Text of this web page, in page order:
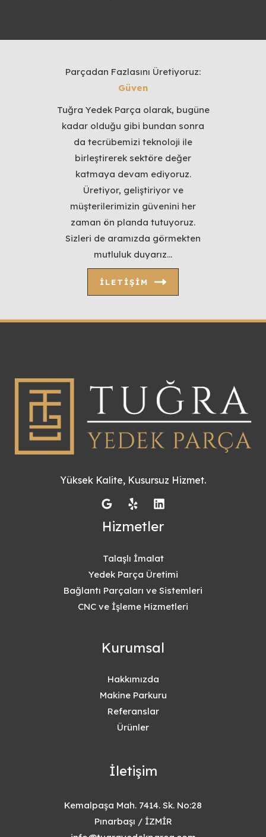
Parçadan Fazlasını Üretiyoruz:
Güven
Tuğra Yedek Parça olarak, bugüne
kadar olduğu gibi bundan sonra
da tecrübemizi teknoloji ile
birleştirerek sektöre değer
katmaya devam ediyoruz.
Üretiyor, geliştiriyor ve
müşterilerimizin güvenini her
zaman ön planda tutuyoruz.
Sizleri de aramızda görmekten
mutluluk duyarız…
İLETIŞIM
Yüksek Kalite, Kusursuz Hizmet.
Hizmetler
Talaşlı İmalat
Yedek Parça Üretimi
Bağlantı Parçaları ve Sistemleri
CNC ve İşleme Hizmetleri
Kurumsal
Hakkımızda
Makine Parkuru
Referanslar
Ürünler
İletişim
Kemalpaşa Mah. 7414. Sk. No:28
Pınarbaşı / İZMİR